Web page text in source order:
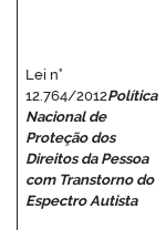
Lei n°
12.764/2012Política
Nacional de
Proteção dos
Direitos da Pessoa
com Transtorno do
Espectro Autista